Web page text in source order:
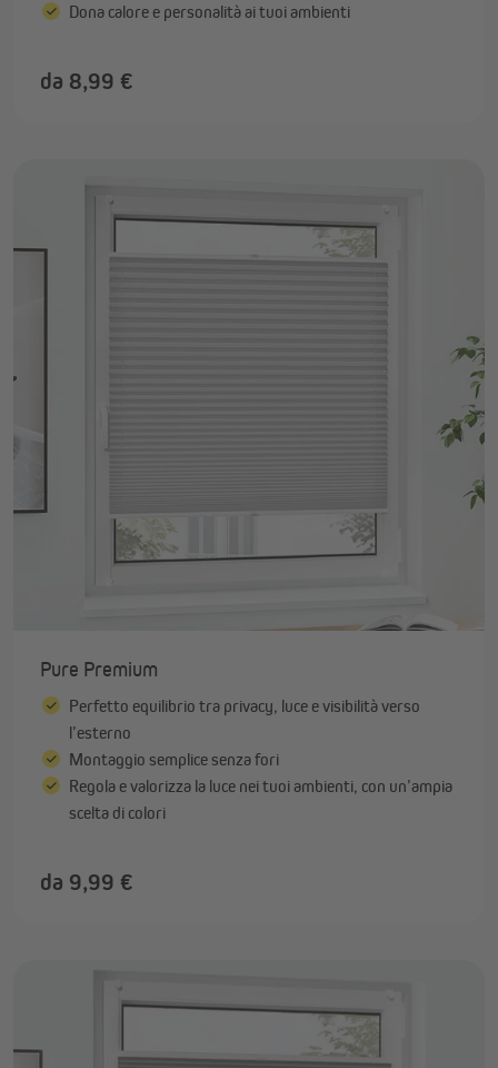
Dona calore e personalità ai tuoi ambienti
da 8,99 €
Pure Premium
Perfetto equilibrio tra privacy, luce e visibilità verso
l’esterno
Montaggio semplice senza fori
Regola e valorizza la luce nei tuoi ambienti, con un’ampia
scelta di colori
da 9,99 €